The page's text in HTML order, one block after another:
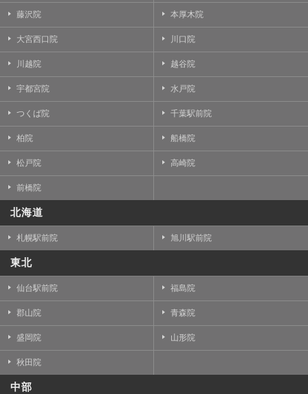
藤沢院 本厚木院
大宮西口院 川口院
川越院 越谷院
宇都宮院 水戸院
つくば院 千葉駅前院
柏院 船橋院
松戸院 高崎院
前橋院
北海道
札幌駅前院 旭川駅前院
東北
仙台駅前院 福島院
郡山院 青森院
盛岡院 山形院
秋田院
中部